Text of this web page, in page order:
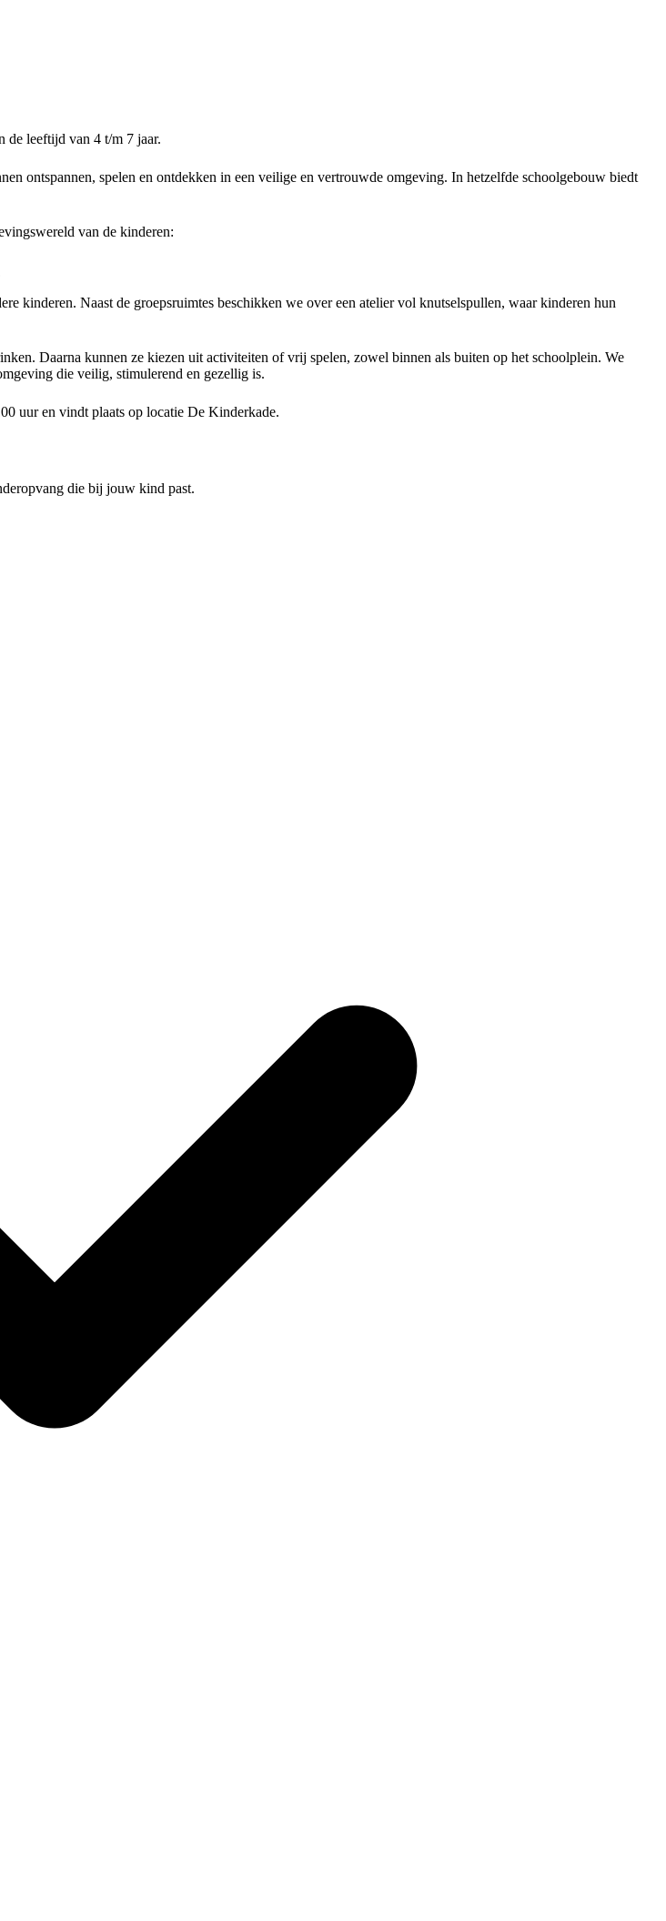
de leeftijd van 4 t/m 7 jaar.
ontspannen, spelen en ontdekken in een veilige en vertrouwde omgeving. In hetzelfde schoolgebouw biedt
van de kinderen:
kinderen. Naast de groepsruimtes beschikken we over een atelier vol knutselspullen, waar kinderen hun
Daarna kunnen ze kiezen uit activiteiten of vrij spelen, zowel binnen als buiten op het schoolplein. We
die veilig, stimulerend en gezellig is.
uur en vindt plaats op locatie De Kinderkade.
die bij jouw kind past.